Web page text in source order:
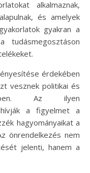
alkalmaznak,
és amelyek
gyakran a
tudásmegosztáson
érdekében
vesznek politikai és
Az ilyen
a figyelmet a
hagyományaikat a
önrendelkezés nem
jelenti, hanem a